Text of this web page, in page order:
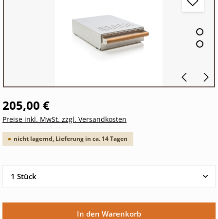
205,00 €
Preise inkl. MwSt. zzgl. Versandkosten
nicht lagernd, Lieferung in ca. 14 Tagen
Produkt Anzahl: Gib den gewünschten Wert ein
In den Warenkorb